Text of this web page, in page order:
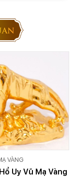
VÀNG
Uy Vũ Mạ Vàng